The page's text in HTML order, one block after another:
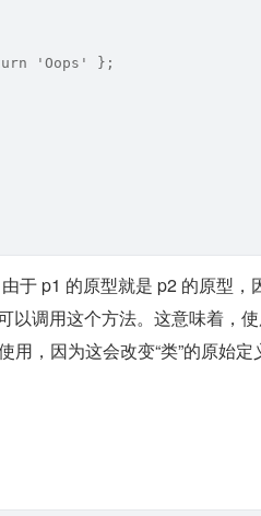
'Oops' };
于 p1 的原型就是 p2 的原型，
以调用这个方法。这意味着，
，因为这会改变“类”的原始定